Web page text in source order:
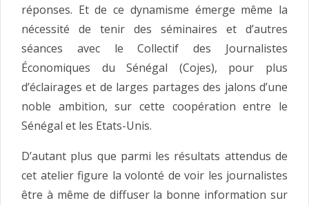
réponses. Et de ce dynamisme émerge même la
nécessité de tenir des séminaires et d’autres
séances avec le Collectif des Journalistes
Économiques du Sénégal (Cojes), pour plus
d’éclairages et de larges partages des jalons d’une
noble ambition, sur cette coopération entre le
Sénégal et les Etats-Unis.
D’autant plus que parmi les résultats attendus de
cet atelier figure la volonté de voir les journalistes
être à même de diffuser la bonne information sur